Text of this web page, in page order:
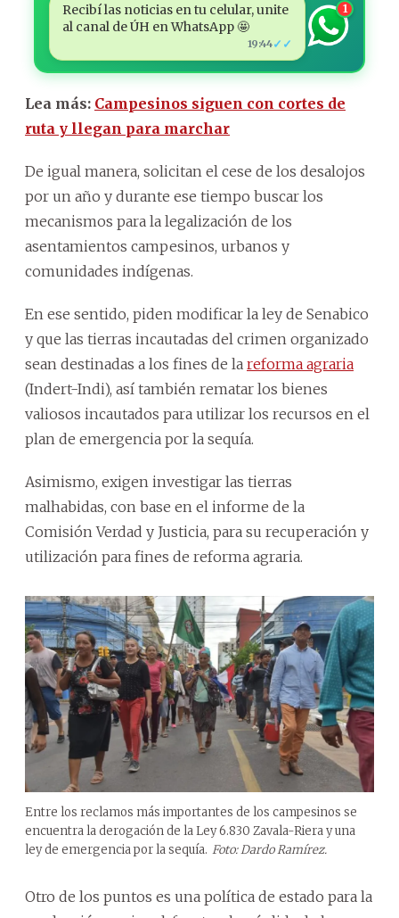
Recibí las noticias en tu celular, unite
al canal de ÚH en WhatsApp 🤩
19:44✓✓
1
Lea más: Campesinos siguen con cortes de
ruta y llegan para marchar
De igual manera, solicitan el cese de los desalojos
por un año y durante ese tiempo buscar los
mecanismos para la legalización de los
asentamientos campesinos, urbanos y
comunidades indígenas.
En ese sentido, piden modificar la ley de Senabico
y que las tierras incautadas del crimen organizado
sean destinadas a los fines de la reforma agraria
(Indert-Indi), así también rematar los bienes
valiosos incautados para utilizar los recursos en el
plan de emergencia por la sequía.
Asimismo, exigen investigar las tierras
malhabidas, con base en el informe de la
Comisión Verdad y Justicia, para su recuperación y
utilización para fines de reforma agraria.
Entre los reclamos más importantes de los campesinos se
encuentra la derogación de la Ley 6.830 Zavala-Riera y una
ley de emergencia por la sequía. Foto: Dardo Ramírez.
Otro de los puntos es una política de estado para la